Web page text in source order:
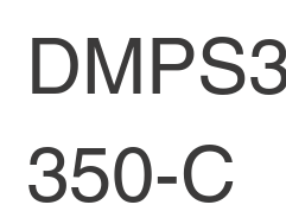
350-C